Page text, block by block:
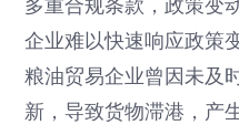
多重合规条款，政策变
企业难以快速响应政策
粮油贸易企业曾因未及
新，导致货物滞港，产